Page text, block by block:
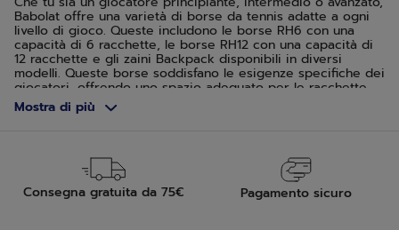
Babolat offre una varietà di borse da tennis adatte a ogni
livello di gioco. Queste includono le borse RH6 con una
capacità di 6 racchette, le borse RH12 con una capacità di
12 racchette e gli zaini Backpack disponibili in diversi
modelli. Queste borse soddisfano le esigenze specifiche dei
giocatori, offrendo uno spazio adeguato per le racchette,
l'abbigliamento e gli accessori necessari in campo. Grazie
agli scomparti specializzati, Babolat assicura che ogni
Borse da tennis facili da trasportare
Quando si tratta di trasportare la tua attrezzatura da tennis,
Mostra di più
Consegna gratuita da 75€ Pagamento sicuro